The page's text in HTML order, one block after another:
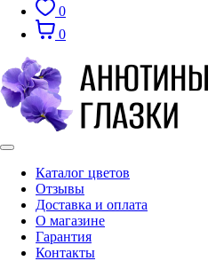
0
0
Каталог цветов
Отзывы
Доставка и оплата
О магазине
Гарантия
Контакты